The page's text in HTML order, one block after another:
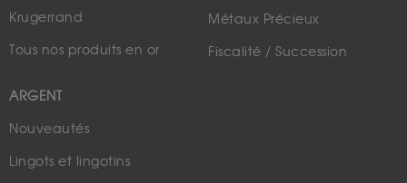
Krugerrand
Tous nos produits en or
ARGENT
Nouveautés
Lingots et lingotins
Métaux Précieux
Fiscalité / Succession